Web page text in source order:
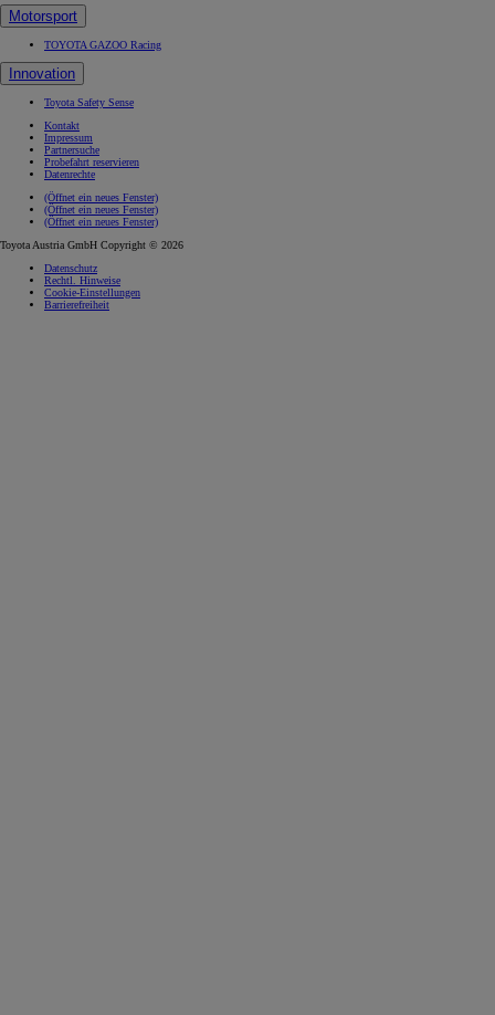
Motorsport
TOYOTA GAZOO Racing
Innovation
Toyota Safety Sense
Kontakt
Impressum
Partnersuche
Probefahrt reservieren
Datenrechte
(Öffnet ein neues Fenster)
(Öffnet ein neues Fenster)
(Öffnet ein neues Fenster)
Toyota Austria GmbH Copyright © 2026
Datenschutz
Rechtl. Hinweise
Cookie-Einstellungen
Barrierefreiheit